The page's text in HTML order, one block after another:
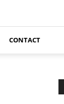
CONTACT